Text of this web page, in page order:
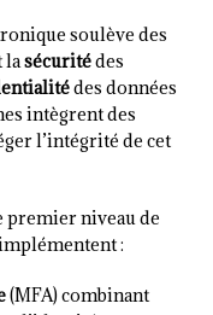
soulève des
lasécuritédes
des données
intègrent des
l’intégrité de cet
premier niveau de
:
(MFA) combinant